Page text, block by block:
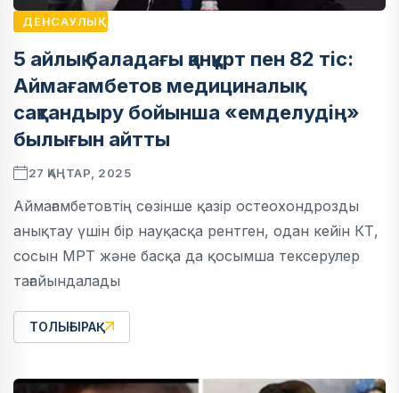
ДЕНСАУЛЫҚ
5 айлық баладағы қанқұрт пен 82 тіс:
Аймағамбетов медициналық
сақтандыру бойынша «емделудің»
былығын айтты
27 ҚАҢТАР, 2025
Аймағамбетовтің сөзінше қазір остеохондрозды
анықтау үшін бір науқасқа рентген, одан кейін КТ,
сосын МРТ және басқа да қосымша тексерулер
тағайындалады
ТОЛЫҒЫРАҚ